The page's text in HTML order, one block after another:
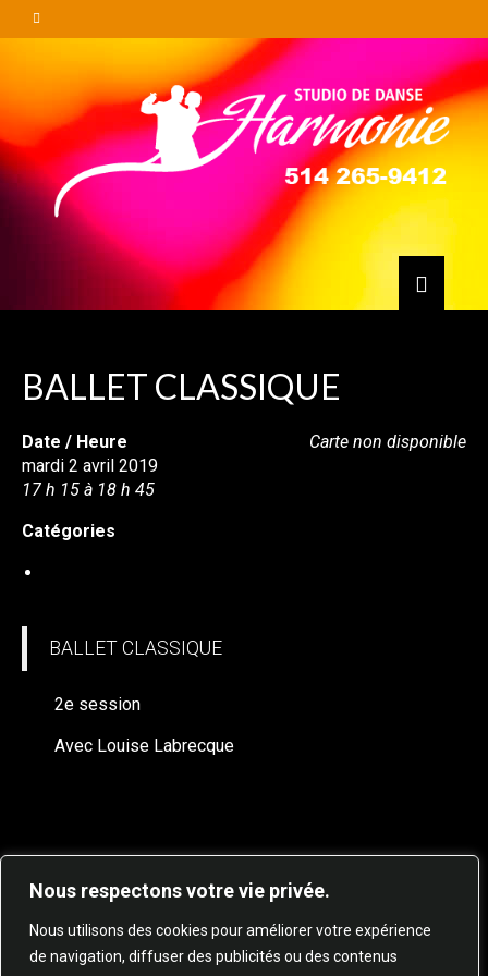
Nous respectons votre vie privée.
Nous utilisons des cookies pour améliorer votre expérience
de navigation, diffuser des publicités ou des contenus
BALLET CLASSIQUE
Carte non disponible
Date / Heure
mardi 2 avril 2019
17 h 15 à 18 h 45
Catégories
BALLET CLASSIQUE
2e session
Avec Louise Labrecque